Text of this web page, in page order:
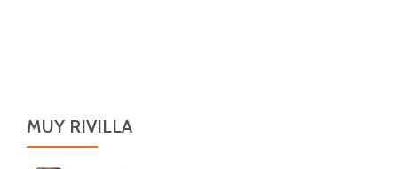
MUY RIVILLA